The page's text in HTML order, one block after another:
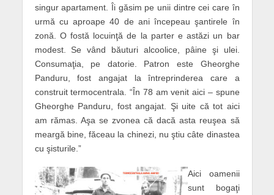
singur apartament. Îi găsim pe unii dintre cei care în
urmă cu aproape 40 de ani începeau şantirele în
zonă. O fostă locuinţă de la parter e astăzi un bar
modest. Se vând băuturi alcoolice, pâine şi ulei.
Consumaţia, pe datorie. Patron este Gheorghe
Panduru, fost angajat la întreprinderea care a
construit termocentrala. “În 78 am venit aici – spune
Gheorghe Panduru, fost angajat. Şi uite că tot aici
am rămas. Aşa se zvonea că dacă asta reuşea să
meargă bine, făceau la chinezi, nu ştiu câte dinastea
cu şisturile.”
Aici oamenii
sunt bogaţi